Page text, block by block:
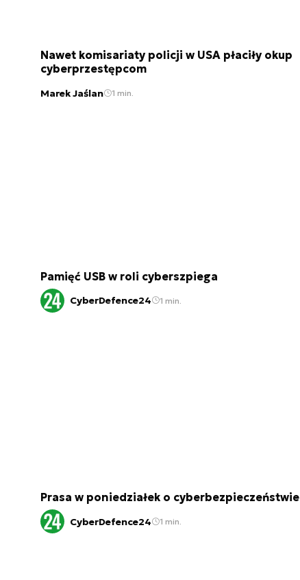
Nawet komisariaty policji w USA płaciły okup
cyberprzestępcom
Marek Jaślan 1 min.
Pamięć USB w roli cyberszpiega
CyberDefence24 1 min.
Prasa w poniedziałek o cyberbezpieczeństwie
CyberDefence24 1 min.